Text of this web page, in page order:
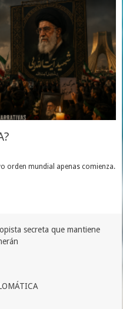
orden mundial apenas comienza.
secreta que mantiene